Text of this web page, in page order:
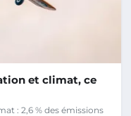
et climat, ce
: 2,6 % des émissions